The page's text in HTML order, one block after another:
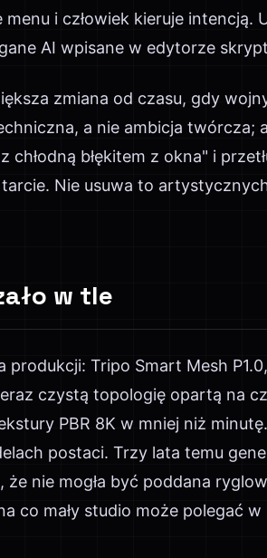
i człowiek kieruje intencją.
AI wpisane w edytorze
zmiana od czasu, gdy
a nie ambicja
błękitem z okna" i
Nie usuwa to
w tle
Tripo Smart Mesh
czystą topologię opartą na
PBR 8K w mniej niż
postaci. Trzy lata temu
że nie mogła być poddana
co mały studio może polegać